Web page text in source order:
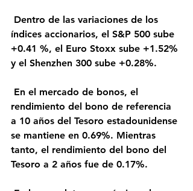
índices accionarios, el S&P 500 sube
+0.41 %, el Euro Stoxx sube +1.52%
y el Shenzhen 300 sube +0.28%.
rendimiento del bono de referencia
a 10 años del Tesoro estadounidense
se mantiene en 0.69%. Mientras
tanto, el rendimiento del bono del
Tesoro a 2 años fue de 0.17%.